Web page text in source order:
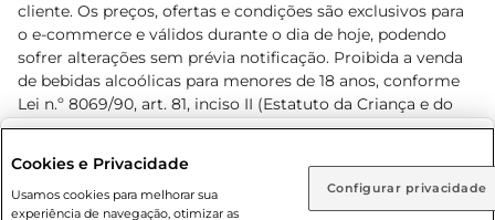
Rio de Janeiro (RJ) Goiás (GO)
cliente. Os preços, ofertas e condições são exclusivos para
o e-commerce e válidos durante o dia de hoje, podendo
sofrer alterações sem prévia notificação. Proibida a venda
de bebidas alcoólicas para menores de 18 anos, conforme
Lei n.º 8069/90, art. 81, inciso II (Estatuto da Criança e do
Adolescente). Preços e condições exclusivos para o
prévio. O valor mínimo para as compras on-line é de R$
80,00.
Cookies e Privacidade
Usamos cookies para melhorar sua
experiência de navegação, otimizar as
Configurar privacidade